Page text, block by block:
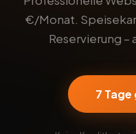
€/Monat.
Reservierung –
7